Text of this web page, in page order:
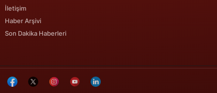
İletişim
Haber Arşivi
Son Dakika Haberleri